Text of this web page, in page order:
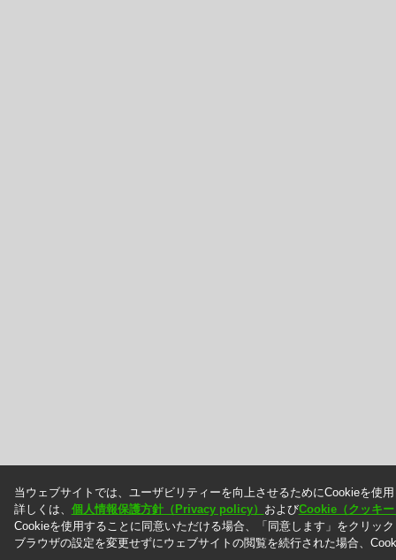
当ウェブサイトでは、ユーザビリティーを向上させるためにCookieを使
詳しくは、 個人情報保護方針（Privacy policy） およびCookie（クッキ
Cookieを使用することに同意いただける場合、「同意します」をクリッ
ブラウザの設定を変更せずにウェブサイトの閲覧を続行された場合、